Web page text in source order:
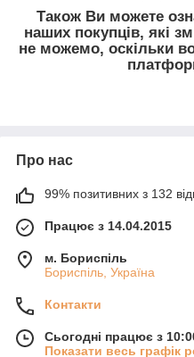
Також Ви можете
наших покупців, які
не можемо, оскільки
Про нас
99% позитивних з 132
Працює з 14.04.2015
м. Бориспіль
Бориспіль, Україна
Контакти
Сьогодні працює з
Показати весь графік